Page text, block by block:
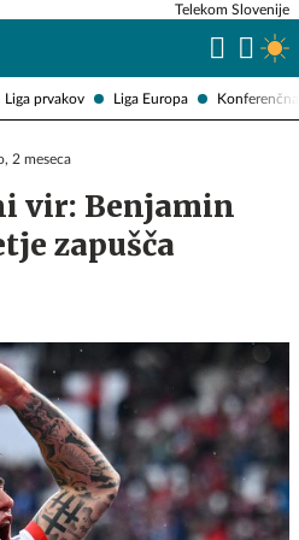
Liga prvakov Liga Europa
Telekom Slovenije
2 meseca
vir: Benjamin
zapušča